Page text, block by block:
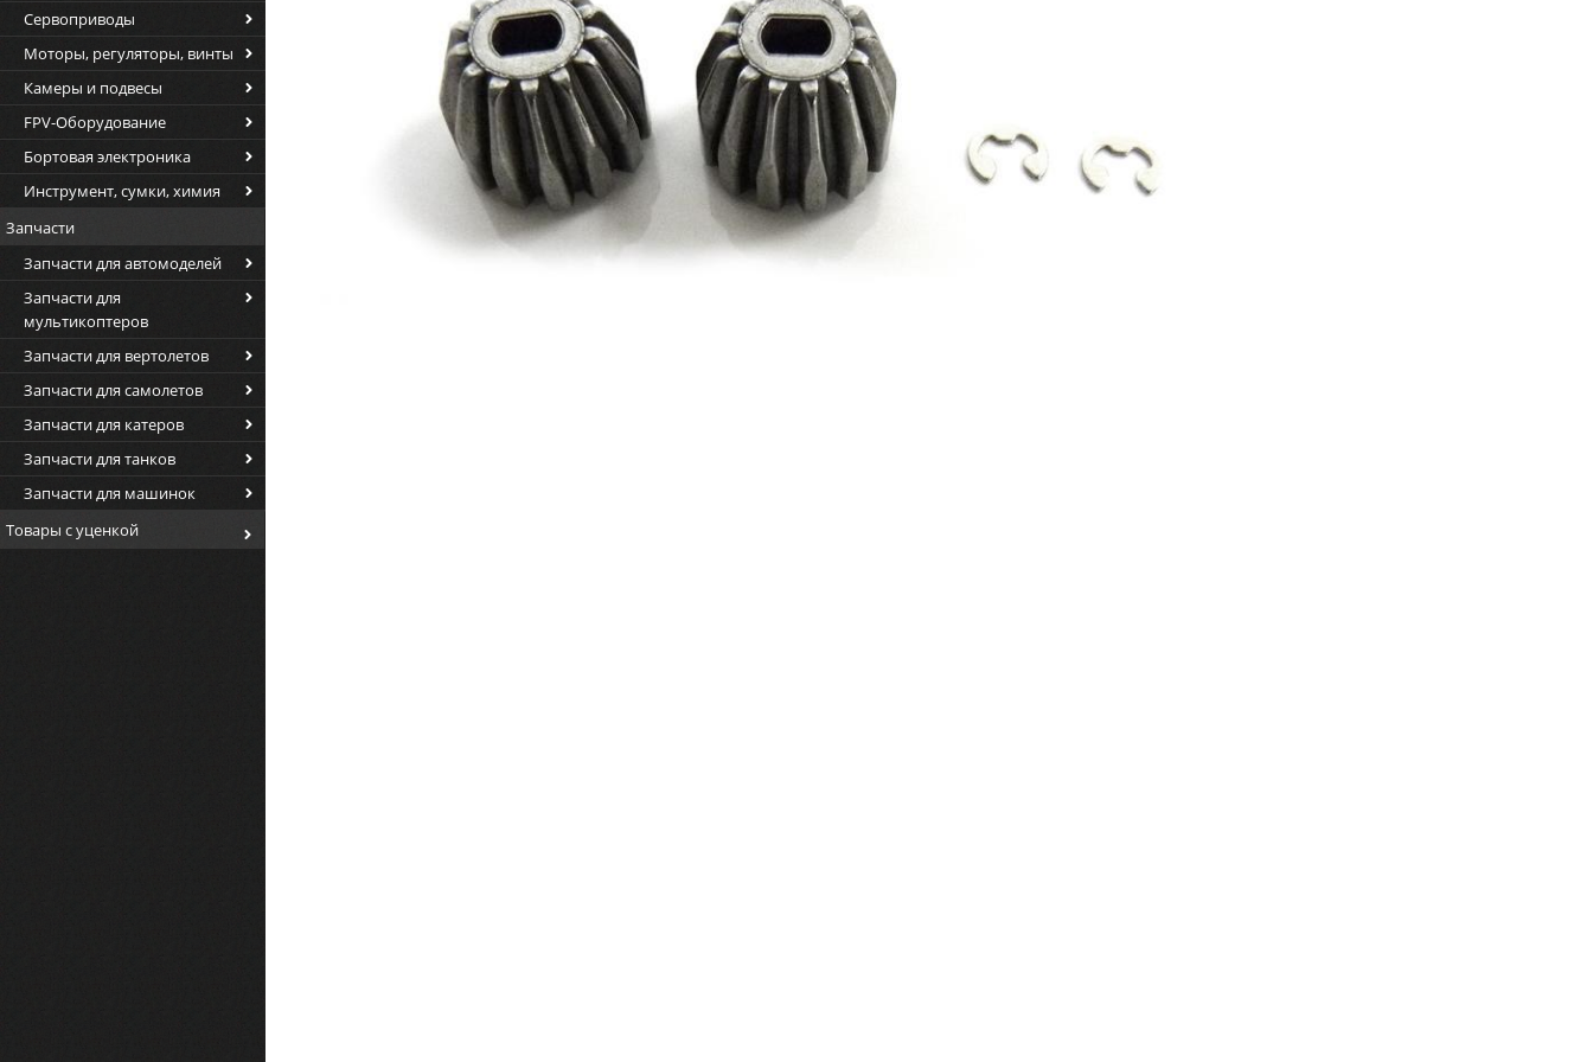
Сервоприводы
Моторы, регуляторы, винты
Камеры и подвесы
FPV-Оборудование
Бортовая электроника
Инструмент, сумки, химия
Запчасти
Запчасти для автомоделей
Запчасти для
мультикоптеров
Запчасти для вертолетов
Запчасти для самолетов
Запчасти для катеров
Запчасти для танков
Запчасти для машинок
Товары с уценкой